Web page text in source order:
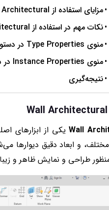
مزایای استفاده از Wall Architectural
نکات مهم در استفاده از Wall Architectural
منوی Type Properties در دستور Wall: Architectural
منوی Instance Properties در دستور Wall: Architectural
نتیجه‌گیری
Wall
و ابعاد دقیق دیوارها
طراحی و نمایش ظاهر و